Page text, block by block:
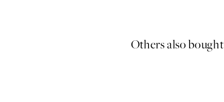
Others also bought